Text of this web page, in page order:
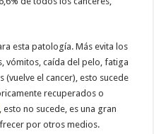
esta patología. Más evita los
vómitos, caída del pelo, fatiga
(vuelve el cancer), esto sucede
recuperados o
, esto no sucede, es una gran
por otros medios.